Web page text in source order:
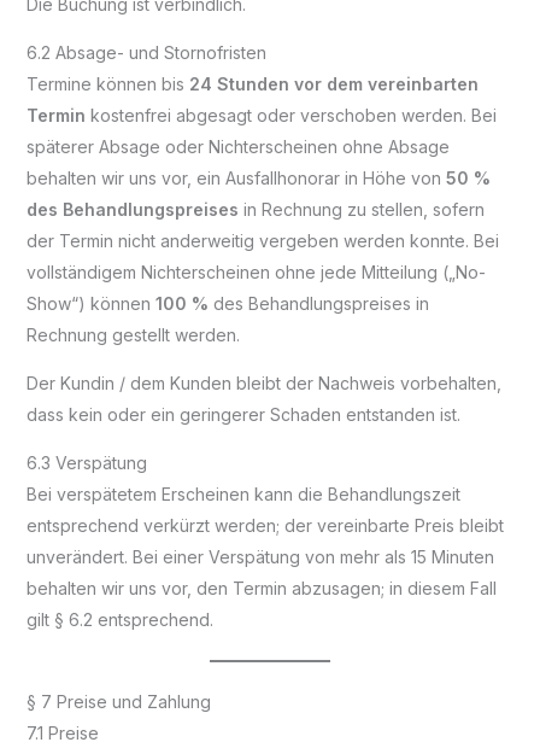
Die Buchung ist verbindlich.
6.2 Absage- und Stornofristen
Termine können bis 24 Stunden vor dem vereinbarten
Termin kostenfrei abgesagt oder verschoben werden. Bei
späterer Absage oder Nichterscheinen ohne Absage
behalten wir uns vor, ein Ausfallhonorar in Höhe von 50 %
des Behandlungspreises in Rechnung zu stellen, sofern
der Termin nicht anderweitig vergeben werden konnte. Bei
vollständigem Nichterscheinen ohne jede Mitteilung („No-
Show“) können 100 % des Behandlungspreises in
Rechnung gestellt werden.
Der Kundin / dem Kunden bleibt der Nachweis vorbehalten,
dass kein oder ein geringerer Schaden entstanden ist.
6.3 Verspätung
Bei verspätetem Erscheinen kann die Behandlungszeit
entsprechend verkürzt werden; der vereinbarte Preis bleibt
unverändert. Bei einer Verspätung von mehr als 15 Minuten
behalten wir uns vor, den Termin abzusagen; in diesem Fall
gilt § 6.2 entsprechend.
§ 7 Preise und Zahlung
7.1 Preise